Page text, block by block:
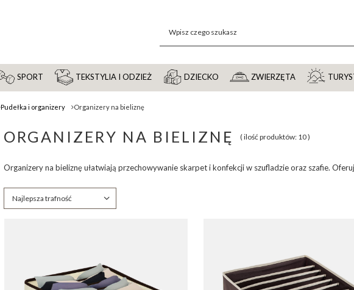
SPORT TEKSTYLIA I ODZIEŻ DZIECKO ZWIERZĘTA
Pudełka i organizery Organizery na bieliznę
ORGANIZERY NA BIELIZNĘ ( ilość produktów: 10)
Organizery na bieliznę ułatwiają przechowywanie skarpet i konfekcji w szufladzie oraz szafie.
Zmień sortowanie
Najlepsza trafność